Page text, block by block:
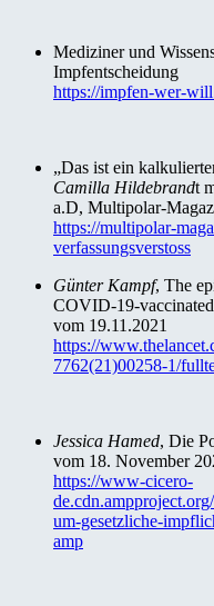
Mediziner und
Impfentscheidung
https://impfen-wer-
„Das ist ein
Camilla Hildebrandt
a.D, Multipolar-
https://multipolar-
verfassungsverstoss
Günter Kampf, The
COVID-19-
vom 19.11.2021
https://
7762(21)00258-1/
Jessica Hamed, Die
vom 18. November
https://www-cicero-
um-gesetzliche-
amp